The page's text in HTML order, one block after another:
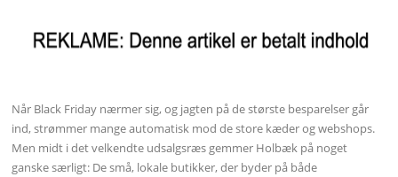
Når Black Friday nærmer sig, og jagten på de største besparelser går
ind, strømmer mange automatisk mod de store kæder og webshops.
Men midt i det velkendte udsalgsræs gemmer Holbæk på noget
ganske særligt: De små, lokale butikker, der byder på både